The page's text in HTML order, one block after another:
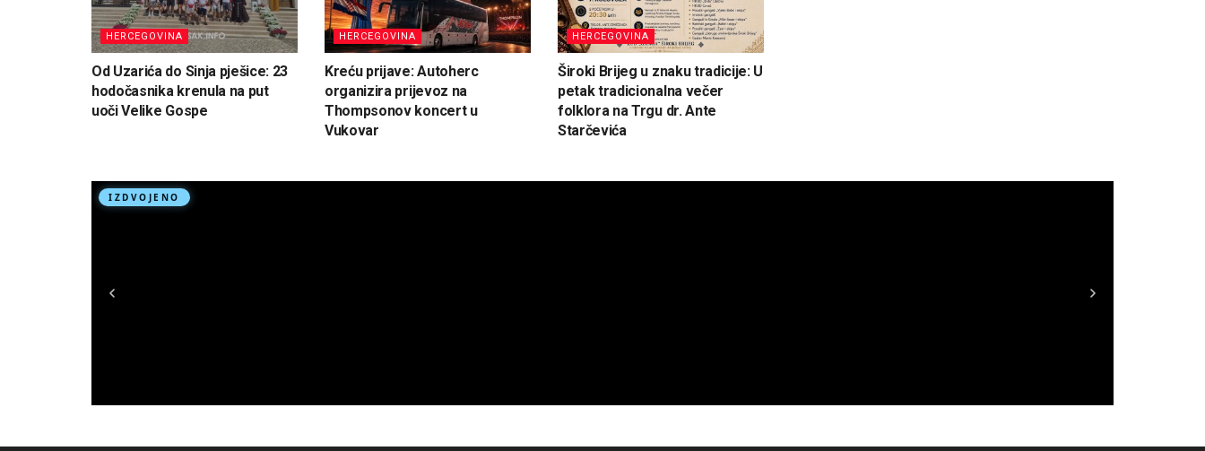
HERCEGOVINA
Od Uzarića do Sinja pješice: 23
hodočasnika krenula na put
uoči Velike Gospe
HERCEGOVINA
Kreću prijave: Autoherc
organizira prijevoz na
Thompsonov koncert u
Vukovar
HERCEGOVINA
Široki Brijeg u znaku tradicije: U
petak tradicionalna večer
folklora na Trgu dr. Ante
Starčevića